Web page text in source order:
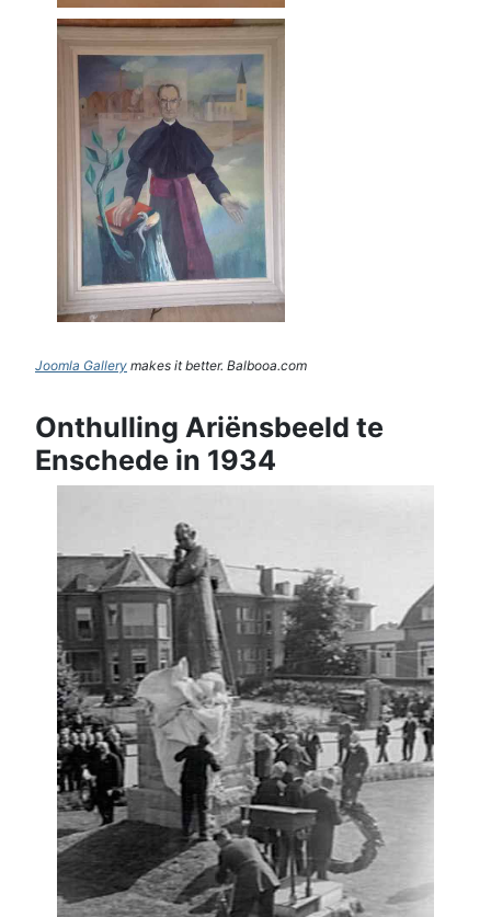
Joomla Gallery makes it better. Balbooa.com
Onthulling Ariënsbeeld te
Enschede in 1934